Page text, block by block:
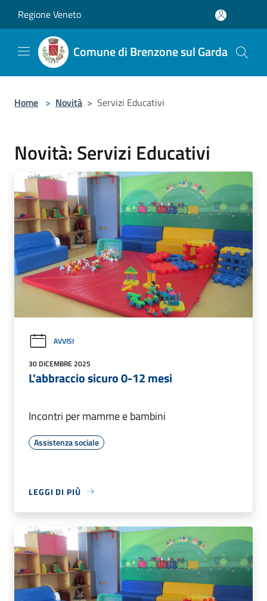
Regione Veneto
Comune di Brenzone sul Garda
Home > Novità > Servizi Educativi
Novità: Servizi Educativi
AVVISI
30 DICEMBRE 2025
L'abbraccio sicuro 0-12 mesi
Incontri per mamme e bambini
Assistenza sociale
LEGGI DI PIÙ